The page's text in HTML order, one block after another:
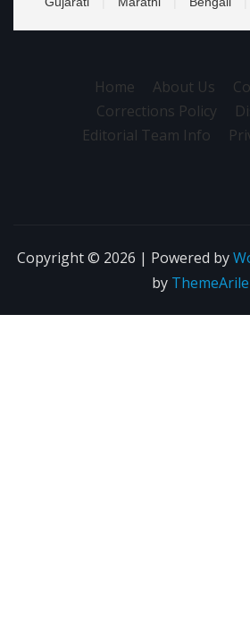
Home About Us
Corrections Policy
Editorial Team Info
Copyright © 2026 | Powered by
by ThemeArile